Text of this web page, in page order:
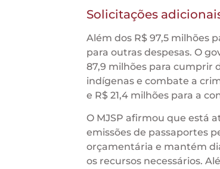
Solicitações
Além dos R$ 97,5 milhões
para outras despesas. O
87,9 milhões para cumprir
indígenas e combate a
e R$ 21,4 milhões para a
O MJSP afirmou que está
emissões de passaportes
orçamentária e mantém
os recursos necessários.